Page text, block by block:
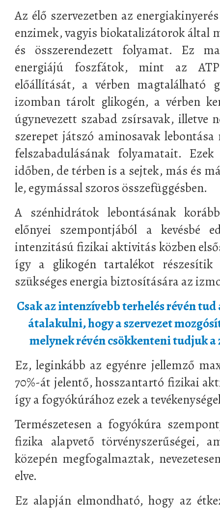
Az élő szervezetben az
enzimek, vagyis biokatalizátorok által
és összerendezett folyamat. Ez
energiájú foszfátok, mint az
előállítását, a vérben magtalálható
izomban tárolt glikogén, a vérben
úgynevezett szabad zsírsavak, illetve
szerepet játszó aminosavak
felszabadulásának folyamatait.
időben, de térben is a sejtek, más és
le, egymással szoros összefüggésben.
A szénhidrátok lebontásának
előnyei szempontjából a kevésbé
intenzitású fizikai aktivitás közben
így a glikogén tartalékot részesítik
szükséges energia biztosítására az
Csak az intenzívebb terhelés révén
átalakulni, hogy a szervezet
melynek révén csökkenteni tudjuk
Ez, leginkább az egyénre jellemző
70%-át jelentő, hosszantartó fizikai
így a fogyókúrához ezek a
Természetesen a fogyókúra
fizika alapvető törvényszerűségei,
közepén megfogalmaztak,
elve.
Ez alapján elmondható, hogy az